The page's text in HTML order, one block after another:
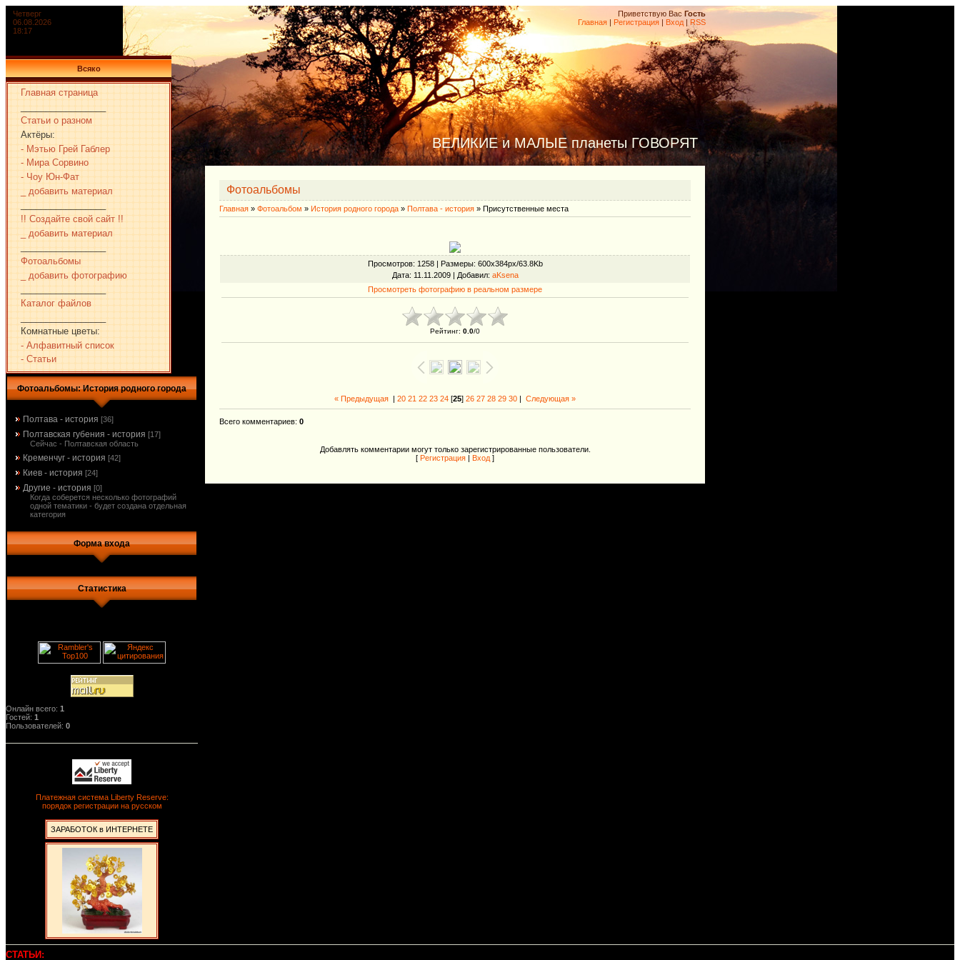
Четверг
06.08.2026
18:17
Приветствую Вас Гость
Главная | Регистрация | Вход | RSS
Всяко
Главная страница
Статьи о разном
Актёры:
- Мэтью Грей Габлер
- Мира Сорвино
- Чоу Юн-Фат
_ добавить материал
!! Создайте свой сайт !!
_ добавить материал
Фотоальбомы
_ добавить фотографию
Каталог файлов
Комнатные цветы:
- Алфавитный список
- Статьи
Фотоальбомы: История родного города
Полтава - история [36]
Полтавская губения - история [17]
Сейчас - Полтавская область
Кременчуг - история [42]
Киев - история [24]
Другие - история [0]
Когда соберется несколько фотографий
одной тематики - будет создана отдельная
категория
Форма входа
Статистика
Онлайн всего: 1
Гостей: 1
Пользователей: 0
Платежная система Liberty Reserve:
порядок регистрации на русском
ЗАРАБОТОК в ИНТЕРНЕТЕ
ВЕЛИКИЕ и МАЛЫЕ планеты ГОВОРЯТ
Фотоальбомы
Главная » Фотоальбом » История родного города » Полтава - история » Присутственные места
Просмотров: 1258 | Размеры: 600x384px/63.8Kb
Дата: 11.11.2009 | Добавил: aKsena
Просмотреть фотографию в реальном размере
Рейтинг: 0.0/0
« Предыдущая | 20 21 22 23 24 [25] 26 27 28 29 30 | Следующая »
Всего комментариев: 0
Добавлять комментарии могут только зарегистрированные пользователи.
[ Регистрация Вход ]
СТАТЬИ: